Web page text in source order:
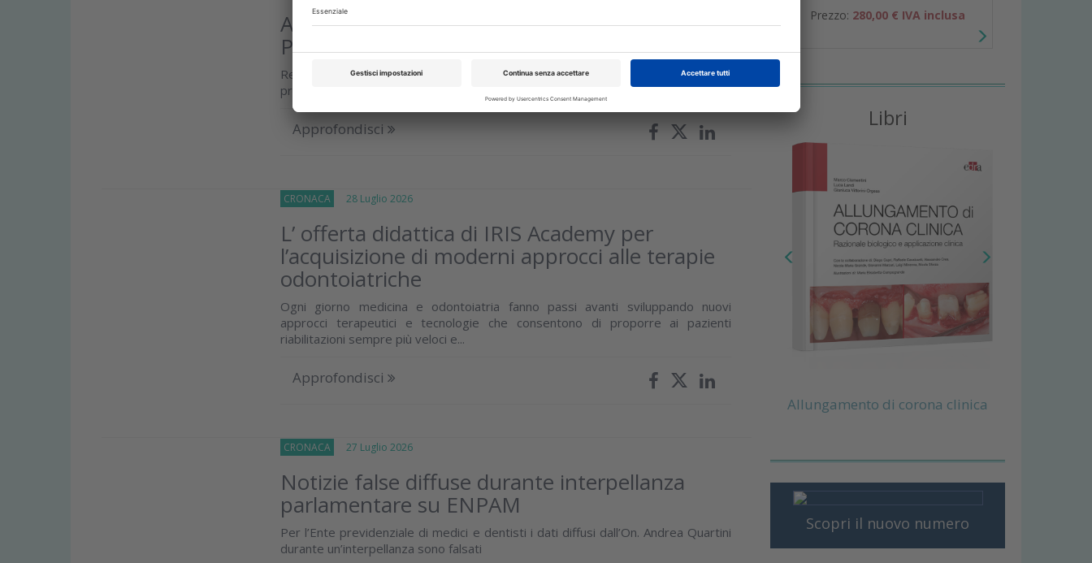
Al via progetto di odontoiatria sociale in
Piemonte
Regione Piemonte e Consulta delle Fondazioni di Origine Bancaria finanziano
progetto screening neonatale e odontoiatria solidale
Approfondisci
CRONACA 28 Luglio 2026
L’ offerta didattica di IRIS Academy per
l’acquisizione di moderni approcci alle terapie
odontoiatriche
Ogni giorno medicina e odontoiatria fanno passi avanti sviluppando nuovi
approcci terapeutici e tecnologie che consentono di proporre ai pazienti
riabilitazioni sempre più veloci e...
Approfondisci
CRONACA 27 Luglio 2026
Notizie false diffuse durante interpellanza
parlamentare su ENPAM
Per l’Ente previdenziale di medici e dentisti i dati diffusi dall’On. Andrea Quartini
durante un’interpellanza sono falsati
Prezzo: 280,00 € IVA inclusa
Libri
Allungamento di corona clinica
Scopri il nuovo numero